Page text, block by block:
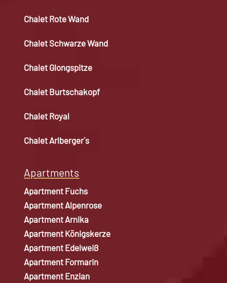
Chalet Rote Wand
Chalet Schwarze Wand
Chalet Glongspitze
Chalet Burtschakopf
Chalet Royal
Chalet Arlberger´s
Apartments
Apartment Fuchs
Apartment Alpenrose
Apartment Arnika
Apartment Königskerze
Apartment Edelweiß
Apartment Formarin
Apartment Enzian